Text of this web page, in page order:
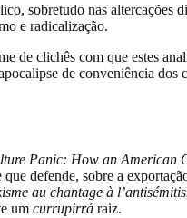
sobretudo nas
e radicalização.
clichês com que estes
de conveniência
Panic: How an American
defende, sobre a
au chantage à
um currupirrá raiz.